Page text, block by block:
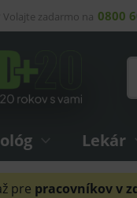
zadarmo na 0800
Lekár
pre pracovníkov v